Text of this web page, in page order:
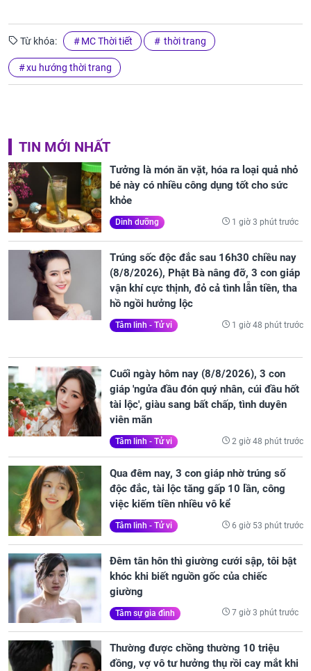
Từ khóa: MC Thời tiết thời trang
xu hướng thời trang
TIN MỚI NHẤT
Tưởng là món ăn vặt, hóa ra loại quả nhỏ
bé này có nhiều công dụng tốt cho sức
khỏe
Dinh dưỡng 1 giờ 3 phút trước
Trúng sốc độc đắc sau 16h30 chiều nay
(8/8/2026), Phật Bà nâng đỡ, 3 con giáp
vận khí cực thịnh, đỏ cả tình lẫn tiền, tha
hồ ngồi hưởng lộc
Tâm linh - Tử vi 1 giờ 48 phút trước
Cuối ngày hôm nay (8/8/2026), 3 con
giáp 'ngửa đầu đón quý nhân, cúi đầu hốt
tài lộc', giàu sang bất chấp, tình duyên
viên mãn
Tâm linh - Tử vi 2 giờ 48 phút trước
Qua đêm nay, 3 con giáp nhờ trúng số
độc đắc, tài lộc tăng gấp 10 lần, công
việc kiếm tiền nhiều vô kể
Tâm linh - Tử vi 6 giờ 53 phút trước
Đêm tân hôn thì giường cưới sập, tôi bật
khóc khi biết nguồn gốc của chiếc
giường
Tâm sự gia đình 7 giờ 3 phút trước
Thường được chồng thường 10 triệu
đồng, vợ vô tư hưởng thụ rồi cay mắt khi